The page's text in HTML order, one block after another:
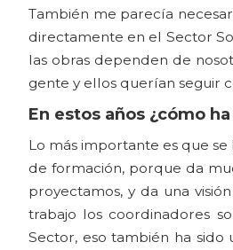
También me parecía
directamente en el Sector
las obras dependen de
gente y ellos querían seguir
En estos años ¿cómo
Lo más importante es que
de formación, porque da
proyectamos, y da una
trabajo los coordinadores
Sector, eso también ha